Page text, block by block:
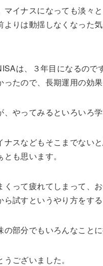
イナスになっても淡々
りは動揺しなくなった気
は、３年目になるの
たので、 長期運用の効果
やってみるといろいろ
スなどもそこまでない
も思います。
って疲れてしまって、
試すというやり方をす
の部分でもいろんなこと
ございました。